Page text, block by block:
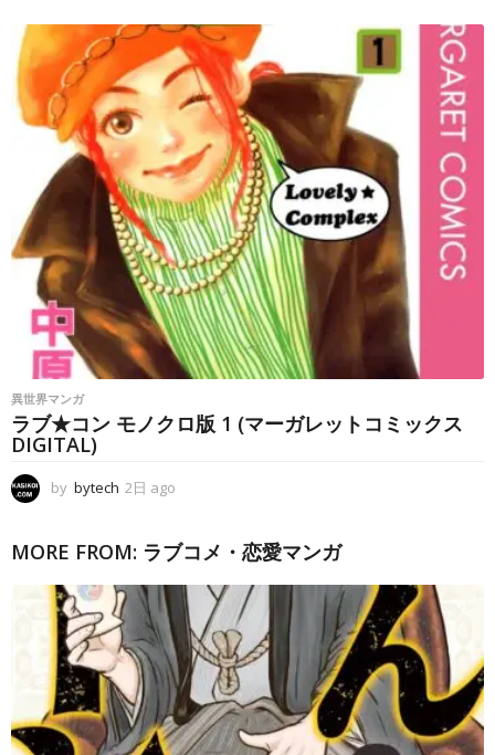
a
g
o
異世界マンガ
ラブ★コン モノクロ版 1 (マーガレットコミックス
DIGITAL)
by bytech 2日 ago
g
MORE FROM: ラブコメ・恋愛マンガ